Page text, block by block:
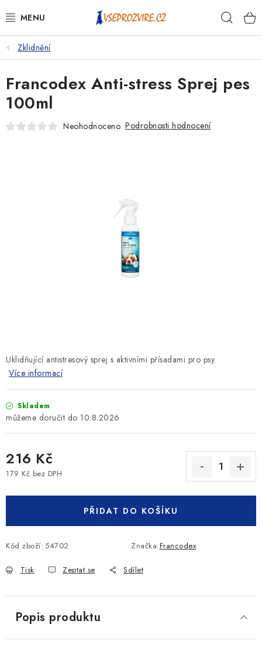
na
PSI
KOČKY
KONĚ
KRÁLÍCI/HLODAVCI/PTÁCI
Zklidnění
Uklidňující antistresový sprej s aktivními přísadami pro psy.
Více informací
Skladem
10.8.2026
216 Kč
179 Kč bez DPH
PŘIDAT DO KOŠÍKU
Kód zboží: 54702 Značka:Francodex
Tisk Zeptat se Sdílet
Francodex Anti-stress Sprej pes
100ml
Neohodnoceno Podrobnosti hodnocení
Popis produktu